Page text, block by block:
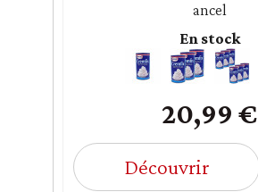
ancel
En stock
20,99 €
Découvrir